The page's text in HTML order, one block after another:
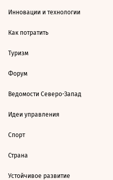
Инновации и технологии
Как потратить
Туризм
Форум
Ведомости Северо-Запад
Идеи управления
Спорт
Страна
Устойчивое развитие